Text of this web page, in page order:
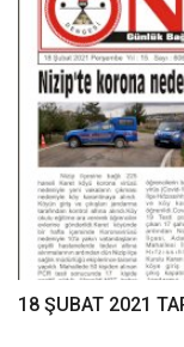
18 ŞUBAT 2021